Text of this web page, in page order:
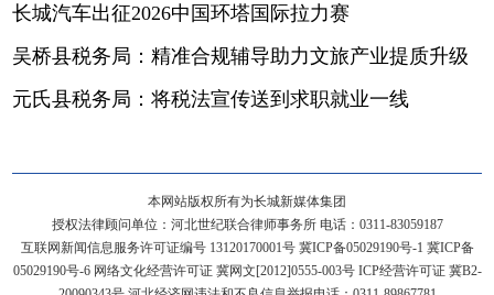
长城汽车出征2026中国环塔国际拉力赛
吴桥县税务局：精准合规辅导助力文旅产业提质升级
元氏县税务局：将税法宣传送到求职就业一线
本网站版权所有为长城新媒体集团
授权法律顾问单位：河北世纪联合律师事务所 电话：0311-83059187
互联网新闻信息服务许可证编号 13120170001号 冀ICP备05029190号-1 冀ICP备
05029190号-6网络文化经营许可证 冀网文[2012]0555-003号 ICP经营许可证 冀B2-